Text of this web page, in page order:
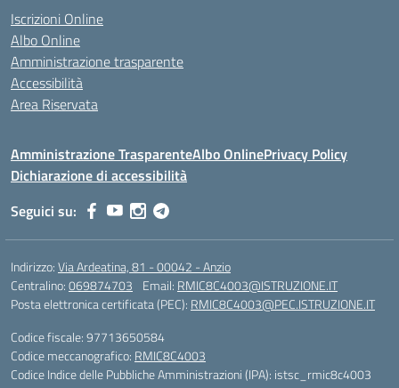
Iscrizioni Online
Albo Online
Amministrazione trasparente
Accessibilità
Area Riservata
Amministrazione TrasparenteAlbo OnlinePrivacy Policy
Dichiarazione di accessibilità
Seguici su:
Indirizzo:Via Ardeatina, 81 - 00042 - Anzio
Centralino:069874703 Email: RMIC8C4003@ISTRUZIONE.IT
Posta elettronica certificata (PEC): RMIC8C4003@PEC.ISTRUZIONE.IT
Codice fiscale: 97713650584
Codice meccanografico: RMIC8C4003
Codice Indice delle Pubbliche Amministrazioni (IPA): istsc_rmic8c4003